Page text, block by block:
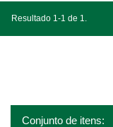
Resultado 1-1 de 1.
Conjunto de itens: